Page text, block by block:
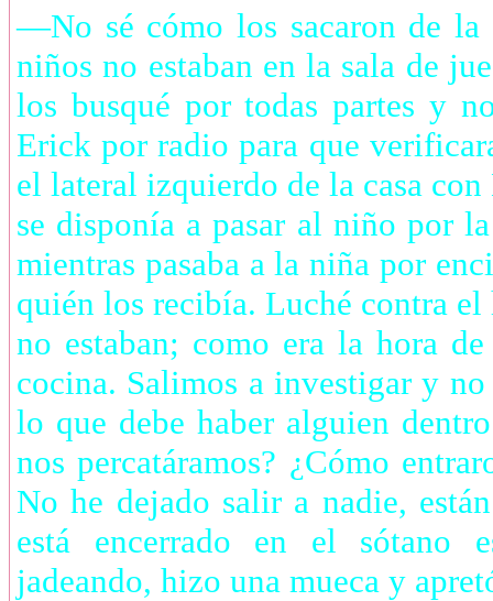
—No sé cómo los sacaron de la
niños no estaban en la sala de
los busqué por todas partes y
Erick por radio para que
el lateral izquierdo de la casa
se disponía a pasar al niño por
mientras pasaba a la niña por
quién los recibía. Luché contra
no estaban; como era la hora
cocina. Salimos a investigar y
lo que debe haber alguien
nos percatáramos? ¿Cómo
No he dejado salir a nadie,
está encerrado en el sótano
jadeando, hizo una mueca y